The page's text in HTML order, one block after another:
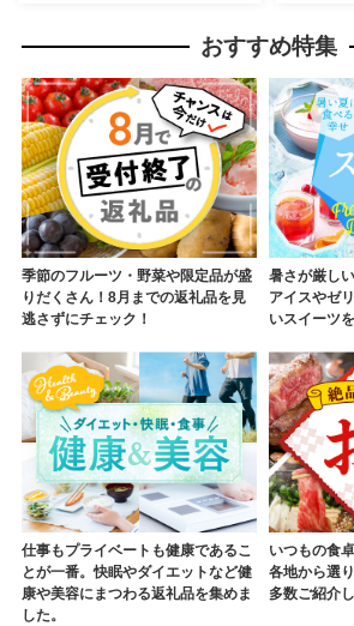
おすすめ特集
季節のフルーツ・野菜や限定品が盛
りだくさん！8月までの返礼品を見
逃さずにチェック！
暑さが厳し
アイスやゼ
いスイーツ
仕事もプライベートも健康であるこ
とが一番。快眠やダイエットなど健
康や美容にまつわる返礼品を集めま
した。
いつもの食
各地から選
多数ご紹介し